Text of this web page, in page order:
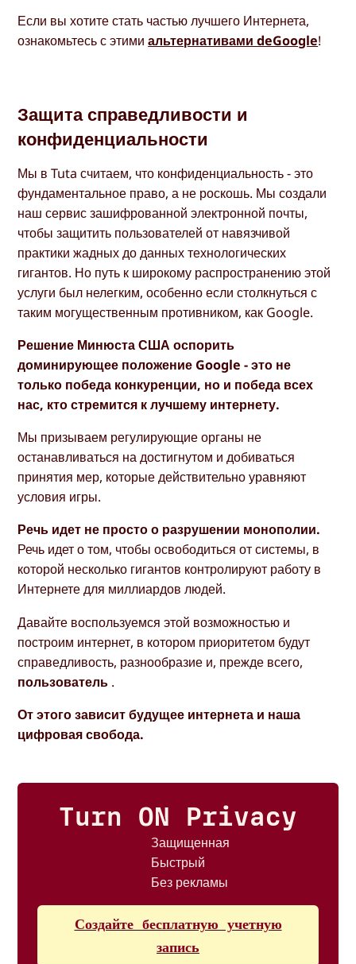
Если вы хотите стать частью лучшего Интернета,
ознакомьтесь с этимиальтернативами deGoogle!
Защита справедливости и
конфиденциальности
Мы в Tuta считаем, что конфиденциальность - это
фундаментальное право, а не роскошь. Мы создали
наш сервис зашифрованной электронной почты,
чтобы защитить пользователей от навязчивой
практики жадных до данных технологических
гигантов. Но путь к широкому распространению этой
услуги был нелегким, особенно если столкнуться с
таким могущественным противником, как Google.
Решение Минюста США оспорить
доминирующее положение Google - это не
только победа конкуренции, но и победа всех
нас, кто стремится к лучшему интернету.
Мы призываем регулирующие органы не
останавливаться на достигнутом и добиваться
принятия мер, которые действительно уравняют
условия игры.
Речь идет не просто о разрушении монополии.
Речь идет о том, чтобы освободиться от системы, в
которой несколько гигантов контролируют работу в
Интернете для миллиардов людей.
Давайте воспользуемся этой возможностью и
построим интернет, в котором приоритетом будут
справедливость, разнообразие и, прежде всего,
пользователь .
От этого зависит будущее интернета и наша
цифровая свобода.
Turn ON Privacy
Защищенная
Быстрый
Без рекламы
Создайте бесплатную учетную
запись